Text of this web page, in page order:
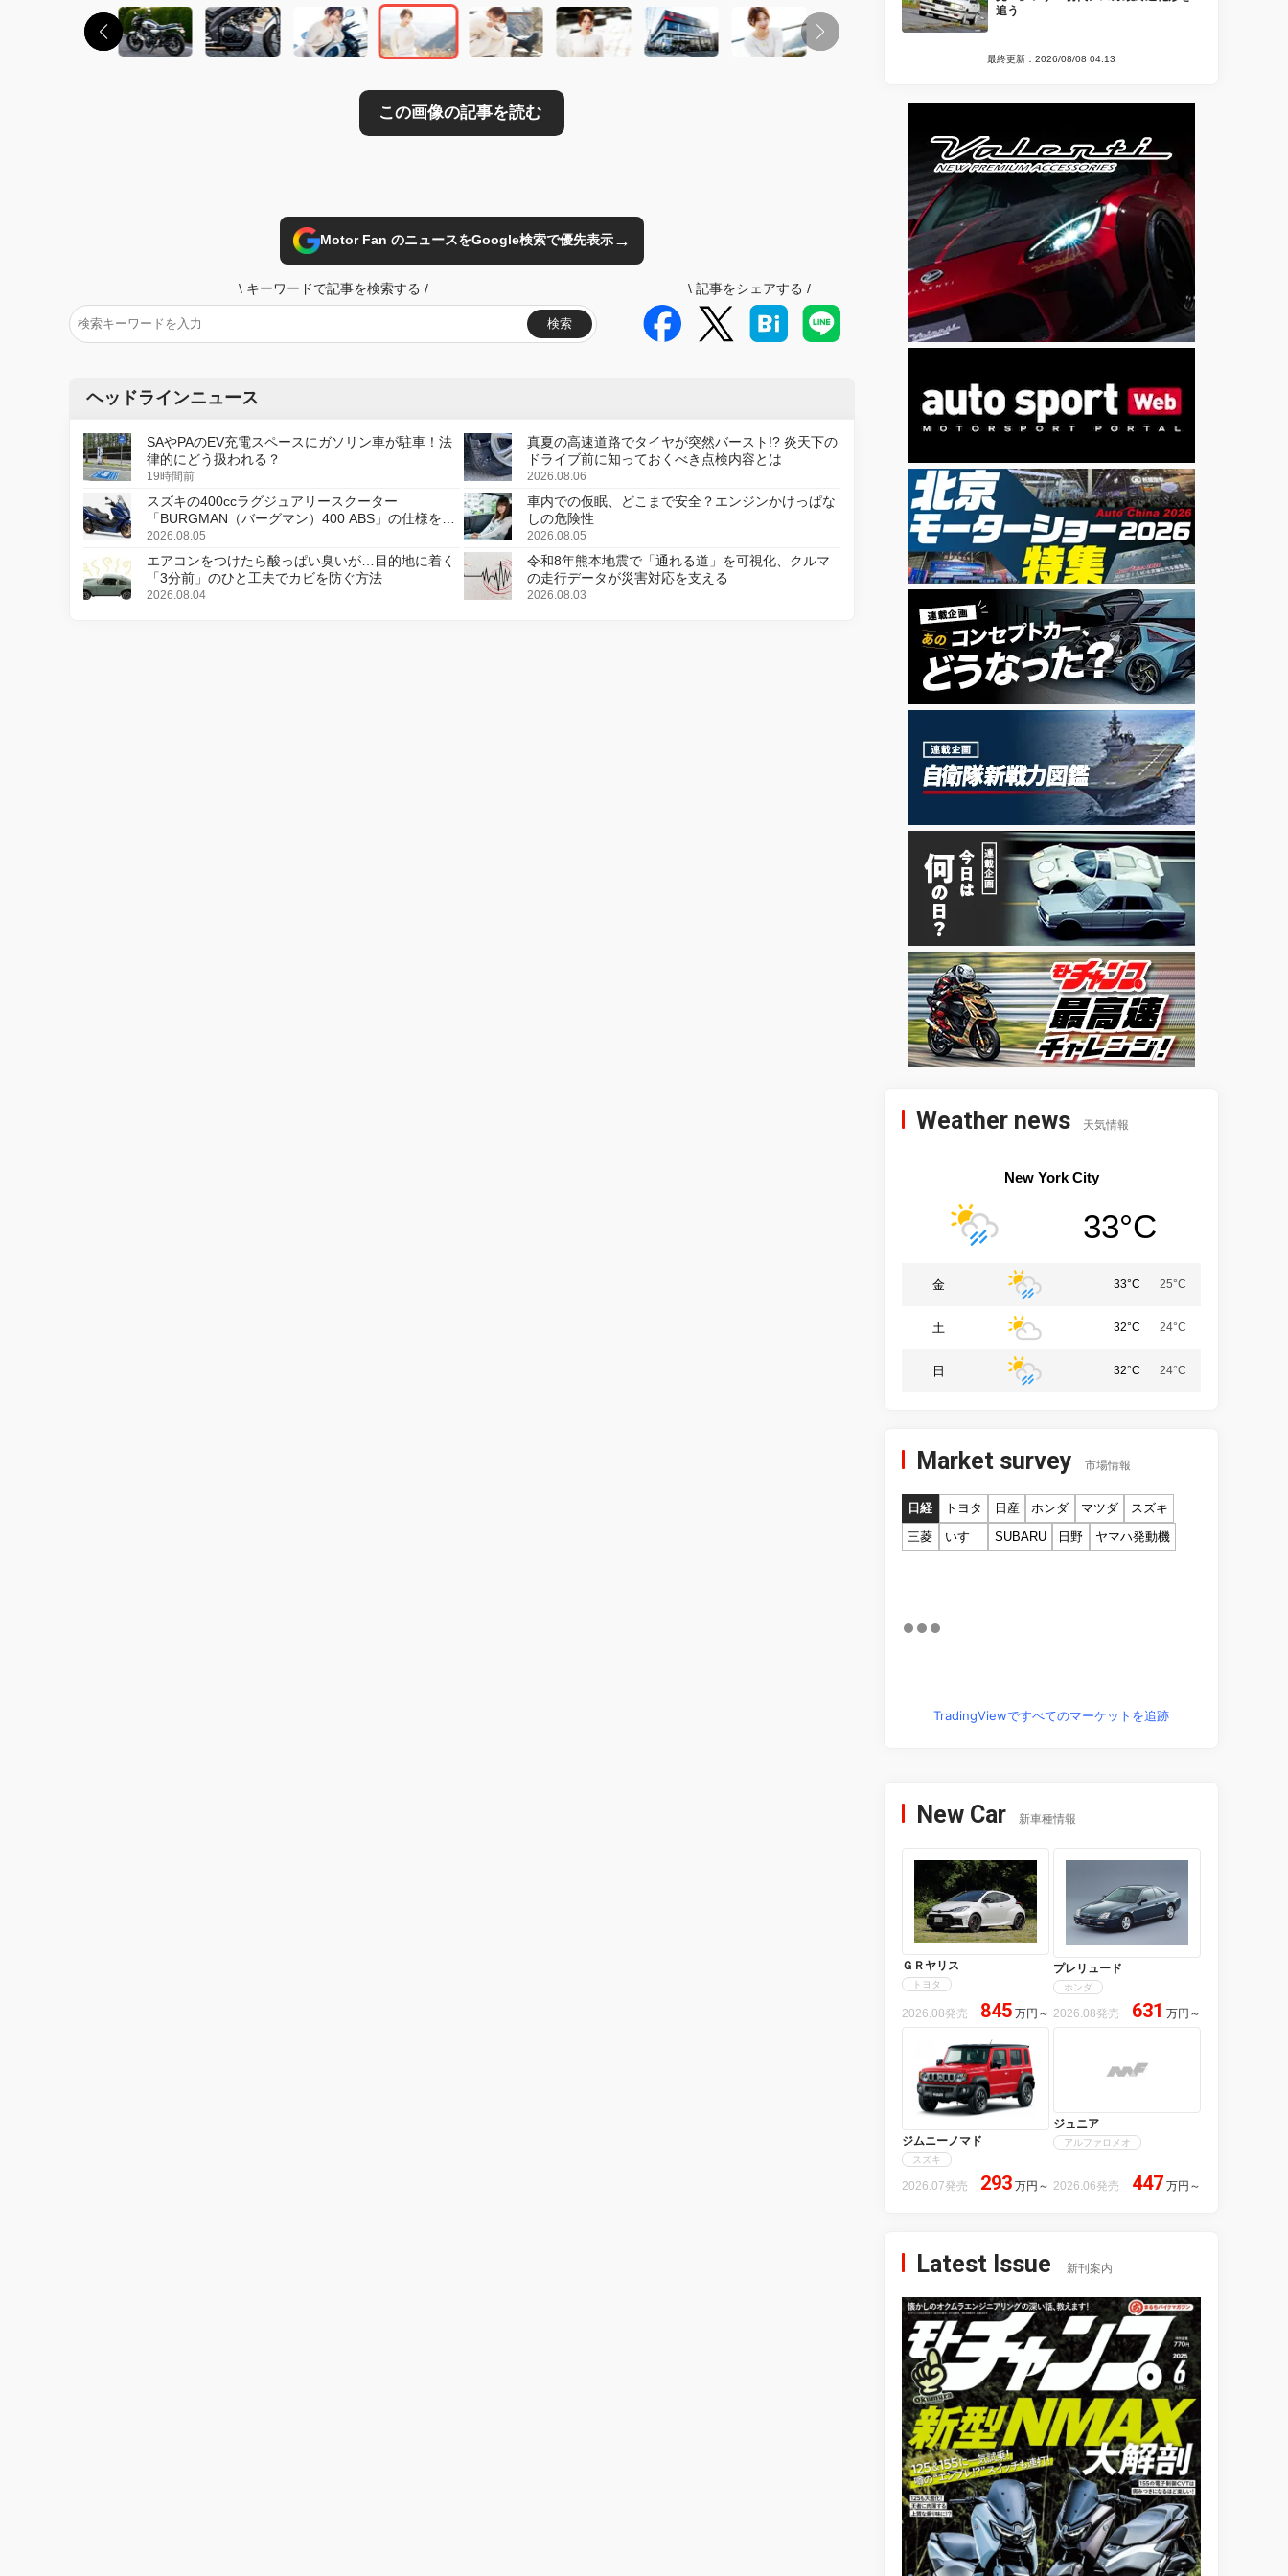
Motor Fan のニュースをGoogle検索で優先表示→
\ キーワードで記事を検索する /
検索
\ 記事をシェアする /
ヘッドラインニュース
SAやPAのEV充電スペースにガソリン車が駐車！法
律的にどう扱われる？
19時間前
真夏の高速道路でタイヤが突然バースト!? 炎天下の
ドライブ前に知っておくべき点検内容とは
2026.08.06
スズキの400ccラグジュアリースクーター
「BURGMAN（バーグマン）400 ABS」の仕様を変
更し、8月18日に発売
2026.08.05
車内での仮眠、どこまで安全？エンジンかけっぱな
しの危険性
2026.08.05
エアコンをつけたら酸っぱい臭いが…目的地に着く
「3分前」のひと工夫でカビを防ぐ方法
2026.08.04
令和8年熊本地震で「通れる道」を可視化、クルマ
の走行データが災害対応を支える
2026.08.03
追う
最終更新：2026/08/08 04:13
Weather news 天気情報
New York City
33°C
金 33°C 25°C
土 32°C 24°C
日 32°C 24°C
Market survey 市場情報
日経 トヨタ 日産 ホンダ マツダ
スズキ
三菱
いすゞ SUBARU 日野 ヤマハ発動機
TradingViewですべてのマーケットを追跡
New Car 新車種情報
ＧＲヤリス
トヨタ
2026.08発売 845 万円 ～
プレリュード
ホンダ
2026.08発売 631 万円 ～
ジムニーノマド
スズキ
2026.07発売 293 万円 ～
ジュニア
アルファロメオ
2026.06発売 447 万円 ～
Latest Issue 新刊案内